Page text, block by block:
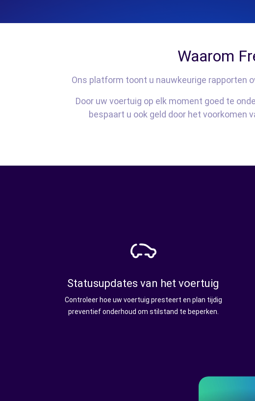
Waarom
Ons platform toont u nauwkeurige rapporten
Door uw voertuig op elk moment goed te
bespaart u ook geld door het voorkomen
Statusupdates van het voertuig
Controleer hoe uw voertuig presteert en plan tijdig
preventief onderhoud om stilstand te beperken.